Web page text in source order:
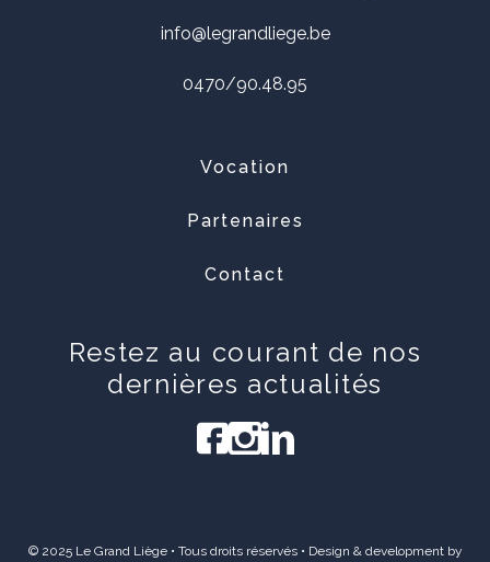
info@legrandliege.be
0470/90.48.95
Vocation
Partenaires
Contact
Restez au courant de nos
dernières actualités
© 2025 Le Grand Liège • Tous droits réservés • Design & development by